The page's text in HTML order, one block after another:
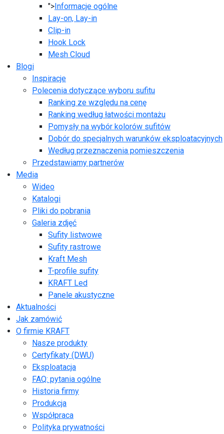
"> Informacje ogólne
Lay-on, Lay-in
Clip-in
Hook Lock
Mesh Cloud
Blogi
Inspiracje
Polecenia dotyczące wyboru sufitu
Ranking ze względu na cenę
Ranking według łatwości montażu
Pomysły na wybór kolorów sufitów
Dobór do specjalnych warunków eksploatacyjnych
Według przeznaczenia pomieszczenia
Przedstawiamy partnerów
Media
Wideo
Katalogi
Pliki do pobrania
Galeria zdjęć
Sufity listwowe
Sufity rastrowe
Kraft Mesh
T-profile sufity
KRAFT Led
Panele akustyczne
Aktualności
Jak zamówić
O firmie KRAFT
Nasze produkty
Certyfikaty (DWU)
Eksploatacja
FAQ: pytania ogólne
Historia firmy
Produkcja
Współpraca
Polityka prywatności